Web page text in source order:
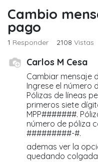
Cambio
pago
1 Responder 2108 Vistas
Carlos M Cesa
Cambiar mensaje
Ingrese el número
Pólizas de líneas
primeros siete
MPP#######.
número de póliza
#########-#.
ademas ver la
quedando colgada